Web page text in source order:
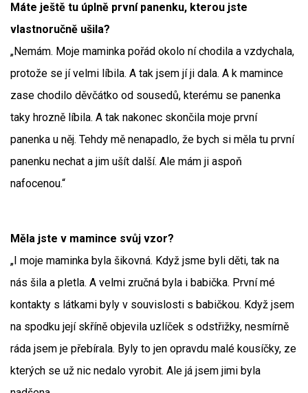
Máte ještě tu úplně první panenku, kterou jste
vlastnoručně ušila?
„Nemám. Moje maminka pořád okolo ní chodila a vzdychala,
protože se jí velmi líbila. A tak jsem jí ji dala. A k mamince
zase chodilo děvčátko od sousedů, kterému se panenka
taky hrozně líbila. A tak nakonec skončila moje první
panenka u něj. Tehdy mě nenapadlo, že bych si měla tu první
panenku nechat a jim ušít další. Ale mám ji aspoň
nafocenou.“
Měla jste v mamince svůj vzor?
„I moje maminka byla šikovná. Když jsme byli děti, tak na
nás šila a pletla. A velmi zručná byla i babička. První mé
kontakty s látkami byly v souvislosti s babičkou. Když jsem
na spodku její skříně objevila uzlíček s odstřižky, nesmírně
ráda jsem je přebírala. Byly to jen opravdu malé kousíčky, ze
kterých se už nic nedalo vyrobit. Ale já jsem jimi byla